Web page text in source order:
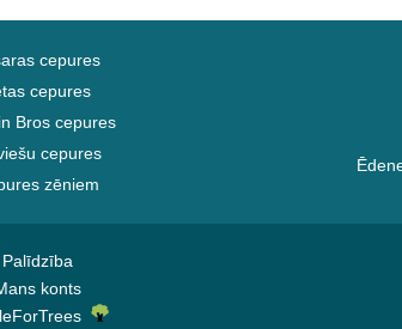
cepures
cepures
Bros cepures
cepures
zēniem
Palīdzība
konts